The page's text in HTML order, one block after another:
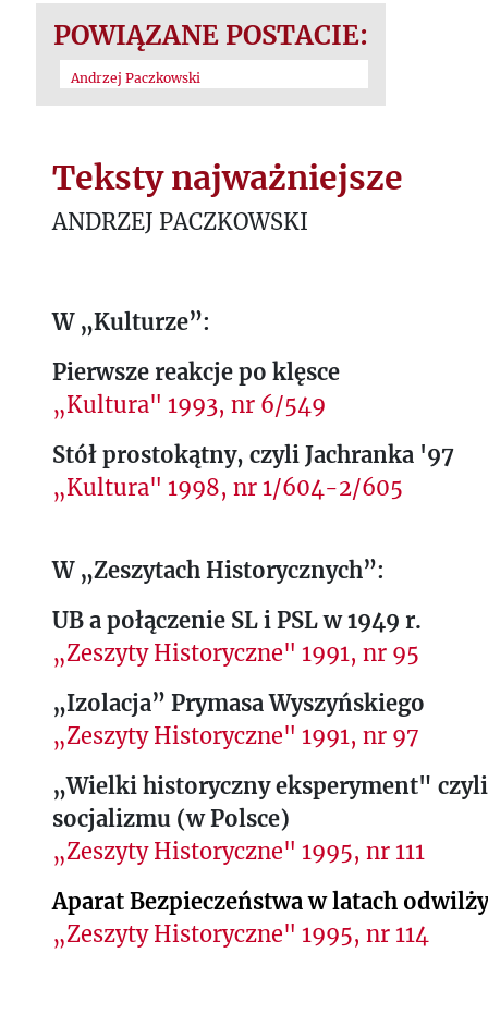
POWIĄZANE POSTACIE:
Andrzej Paczkowski
Teksty najważniejsze
ANDRZEJ PACZKOWSKI
W „Kulturze”:
Pierwsze reakcje po klęsce
„Kultura" 1993, nr 6/549
Stół prostokątny, czyli Jachranka '97
„Kultura" 1998, nr 1/604-2/605
W „Zeszytach Historycznych”:
UB a połączenie SL i PSL w 1949 r.
„Zeszyty Historyczne" 1991, nr 95
„Izolacja” Prymasa Wyszyńskiego
„Zeszyty Historyczne" 1991, nr 97
„Wielki historyczny eksperyment"
socjalizmu (w Polsce)
„Zeszyty Historyczne" 1995, nr 111
Aparat Bezpieczeństwa w latach odwilży
„Zeszyty Historyczne" 1995, nr 114